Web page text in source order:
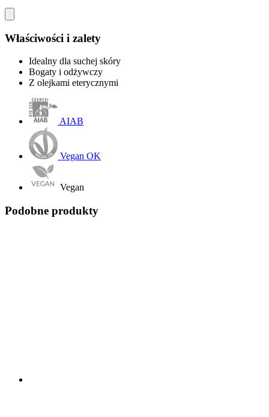
Właściwości i zalety
Idealny dla suchej skóry
Bogaty i odżywczy
Z olejkami eterycznymi
AIAB
Vegan OK
Vegan
Podobne produkty